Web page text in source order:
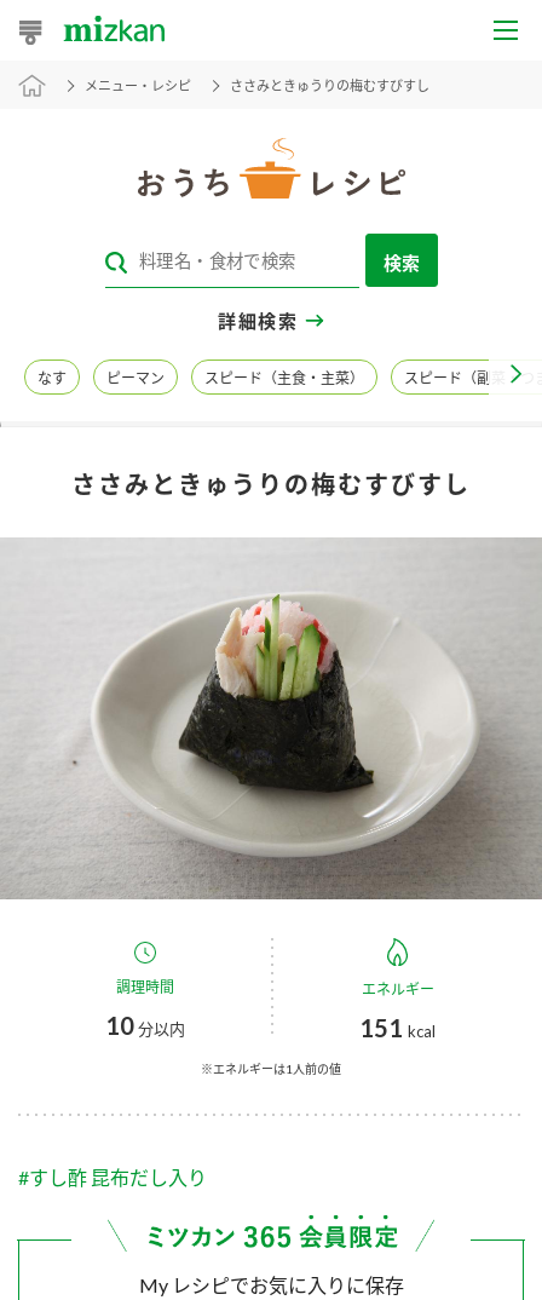
おうちレシピ
レシピカテゴリ一覧
レシピ名特集
商品情報
お酢ドリンク ぽん酢
みりん風・料理酒 鍋用調味料
スープ 中華
ふりかけ おすしの素
キャンペーン情報
ブランド・スペシャルサイト
ブランド・スペシャルサイト トップ
商品ブランドサイト
Fibee（ファイビー）
カンタン酢
お酢ドリンク
かおりの蔵
つゆ
納豆のサイト
企業情報
国内事業概要
ミツカングループについて
企業理念
ミツカンを知る
水の文化センター（アーカイブ）
ZENB initiative
お客様相談センター
メニュー・レシピ ささみときゅうりの梅むすびすし
検索
詳細検索
なす ピーマン スピード（主食・主菜） スピード（副菜・つ
ささみときゅうりの梅むすびすし
調理時間
10分以内
エネルギー
151 kcal
※エネルギーは1人前の値
#すし酢 昆布だし入り
My レシピでお気に入りに保存